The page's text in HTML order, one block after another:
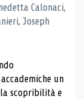
Calonaci,
Joseph
un
scopribilità e